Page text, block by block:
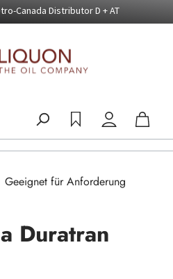
Canada Distributor D + AT
Geeignet für Anforderung
Duratran